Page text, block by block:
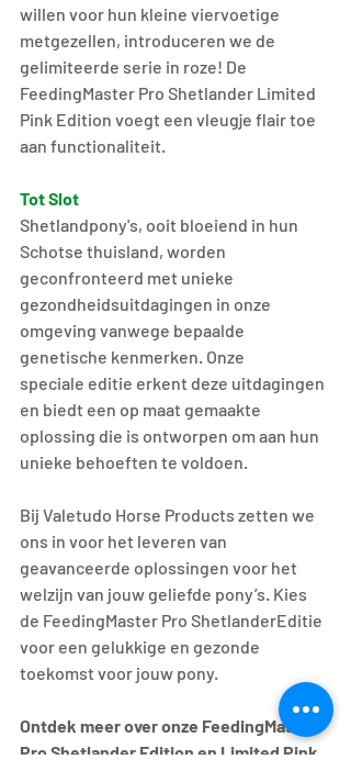
willen voor hun kleine viervoetige
metgezellen, introduceren we de
gelimiteerde serie in roze! De
FeedingMaster Pro Shetlander Limited
Pink Edition voegt een vleugje flair toe
aan functionaliteit.
Tot Slot
Shetlandpony's, ooit bloeiend in hun
Schotse thuisland, worden
geconfronteerd met unieke
gezondheidsuitdagingen in onze
omgeving vanwege bepaalde
genetische kenmerken. Onze
speciale editie erkent deze uitdagingen
en biedt een op maat gemaakte
oplossing die is ontworpen om aan hun
unieke behoeften te voldoen.
Bij Valetudo Horse Products zetten we
ons in voor het leveren van
geavanceerde oplossingen voor het
welzijn van jouw geliefde pony’s. Kies
de FeedingMaster Pro ShetlanderEditie
voor een gelukkige en gezonde
toekomst voor jouw pony.
Ontdek meer over onze FeedingMaster
Pro Shetlander Edition en Limited Pink